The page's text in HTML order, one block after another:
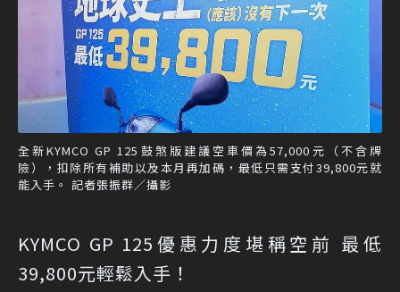
全新KYMCO GP 125鼓煞版建議空車價為57,000元（不含牌
險），扣除所有補助以及本月再加碼，最低只需支付39,800元就
能入手。 記者張振群／攝影
KYMCO GP 125優惠力度堪稱空前 最低
39,800元輕鬆入手！